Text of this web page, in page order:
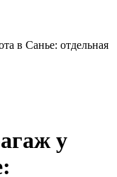
в Санье: отдельная
у